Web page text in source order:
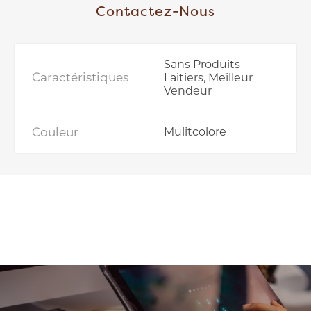
Contactez-Nous
Caractéristiques
Sans Produits
Laitiers, Meilleur
Vendeur
Couleur Mulitcolore